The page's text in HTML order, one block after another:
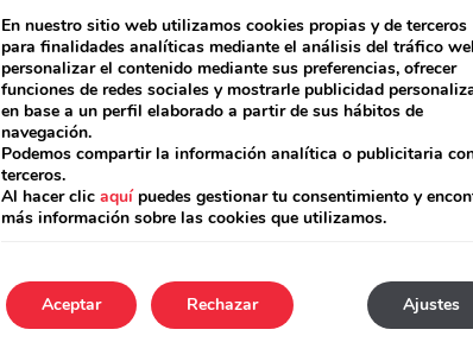
En nuestro sitio web utilizamos cookies propias y de terceros
para finalidades analíticas mediante el análisis del tráfico
personalizar el contenido mediante sus preferencias, ofrecer
funciones de redes sociales y mostrarle publicidad
en base a un perfil elaborado a partir de sus hábitos de
navegación.
Podemos compartir la información analítica o publicitaria
terceros.
Al hacer clic aquípuedes gestionar tu consentimiento y
más información sobre las cookies que utilizamos.
Aceptar Ajustes
Rechazar